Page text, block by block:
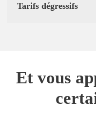
Tarifs dégressifs
Et vous